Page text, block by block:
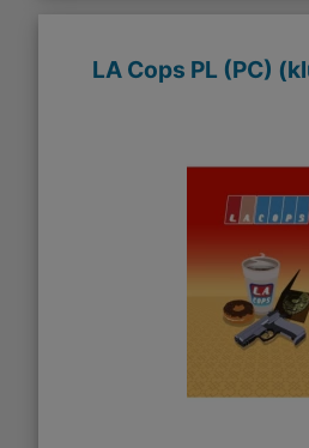
LA Cops PL (PC)